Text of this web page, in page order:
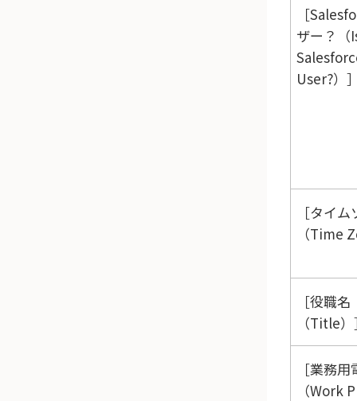
ザー？（
User?）
タイム
（Time
役職名
（Title）
業務用
（Work